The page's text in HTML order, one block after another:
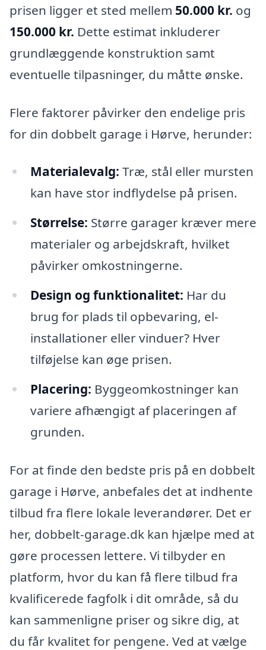
prisen ligger et sted mellem 50.000 kr. og
150.000 kr. Dette estimat inkluderer
grundlæggende konstruktion samt
eventuelle tilpasninger, du måtte ønske.
Flere faktorer påvirker den endelige pris
for din dobbelt garage i Hørve, herunder:
Materialevalg: Træ, stål eller mursten
kan have stor indflydelse på prisen.
Størrelse: Større garager kræver mere
materialer og arbejdskraft, hvilket
påvirker omkostningerne.
Design og funktionalitet: Har du
brug for plads til opbevaring, el-
installationer eller vinduer? Hver
tilføjelse kan øge prisen.
Placering: Byggeomkostninger kan
variere afhængigt af placeringen af
grunden.
For at finde den bedste pris på en dobbelt
garage i Hørve, anbefales det at indhente
tilbud fra flere lokale leverandører. Det er
her, dobbelt-garage.dk kan hjælpe med at
gøre processen lettere. Vi tilbyder en
platform, hvor du kan få flere tilbud fra
kvalificerede fagfolk i dit område, så du
kan sammenligne priser og sikre dig, at
du får kvalitet for pengene. Ved at vælge